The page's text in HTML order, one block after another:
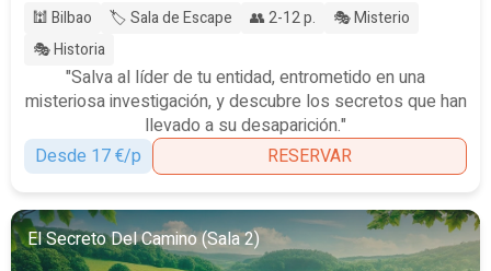
🕍 Bilbao 🏷️ Sala de Escape 👥 2-12 p.
🎭 Misterio
🎭 Historia
"Salva al líder de tu entidad, entrometido en una
misteriosa investigación, y descubre los secretos que han
llevado a su desaparición."
Desde 17 €/p
RESERVAR
El Secreto Del Camino (Sala 2)